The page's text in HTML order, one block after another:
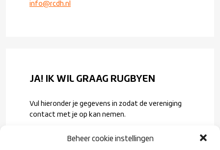
Beheer cookie instellingen
info@rcdh.nl
JA! IK WIL GRAAG RUGBYEN
Vul hieronder je gegevens in zodat de vereniging
contact met je op kan nemen.